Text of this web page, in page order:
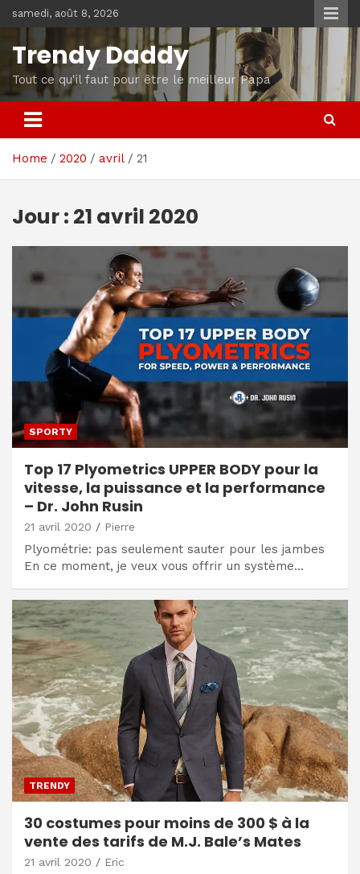
to
content
samedi, août 8, 2026
Trendy Daddy
Tout ce qu'il faut pour être le meilleur Papa
Home 2020 avril 21
Jour : 21 avril 2020
SPORTY
Top 17 Plyometrics UPPER BODY pour la
vitesse, la puissance et la performance
– Dr. John Rusin
21 avril 2020 Pierre
Plyométrie: pas seulement sauter pour les jambes
En ce moment, je veux vous offrir un système…
TRENDY
30 costumes pour moins de 300 $ à la
vente des tarifs de M.J. Bale’s Mates
21 avril 2020 Eric